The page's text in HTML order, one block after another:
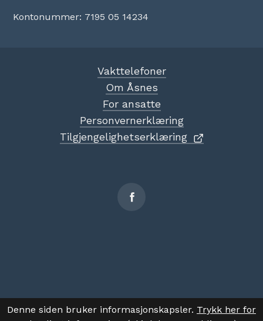
Kontonummer: 7195 05 14234
Vakttelefoner
Om Åsnes
For ansatte
Personvernerklæring
Tilgjengelighetserklæring
Denne siden bruker informasjonskapsler. Trykk her for